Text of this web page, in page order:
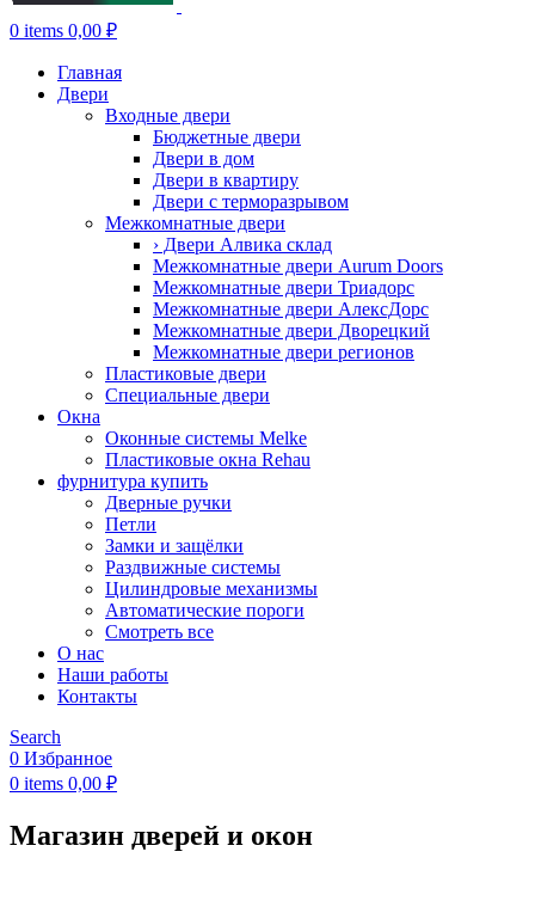
0 items 0,00 ₽
Главная
Двери
Входные двери
Бюджетные двери
Двери в дом
Двери в квартиру
Двери с терморазрывом
Межкомнатные двери
› Двери Алвика склад
Межкомнатные двери Aurum Doors
Межкомнатные двери Триадорс
Межкомнатные двери АлексДорс
Межкомнатные двери Дворецкий
Межкомнатные двери регионов
Пластиковые двери
Специальные двери
Окна
Оконные системы Melke
Пластиковые окна Rehau
фурнитура купить
Дверные ручки
Петли
Замки и защёлки
Раздвижные системы
Цилиндровые механизмы
Автоматические пороги
Смотреть все
О нас
Наши работы
Контакты
Search
0 Избранное
0 items 0,00 ₽
Магазин дверей и окон